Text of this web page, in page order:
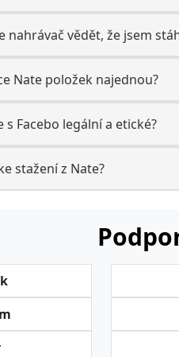
nahrávač vědět, že jsem
Nate položek najednou?
s Facebo legální a etické?
stažení z Nate?